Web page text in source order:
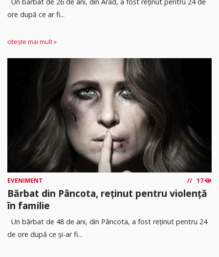
ore după ce ar fi...
citește mai mult »
EVENIMENT 17
Bărbat din Pâncota, reținut pentru violență
în familie
Un bărbat de 48 de ani, din Pâncota, a fost reținut pentru 24
de ore după ce și-ar fi...